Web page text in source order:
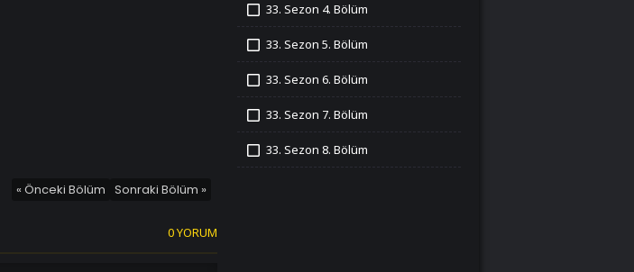
« Önceki Bölüm Sonraki Bölüm »
33. Sezon 4. Bölüm
33. Sezon 5. Bölüm
33. Sezon 6. Bölüm
33. Sezon 7. Bölüm
33. Sezon 8. Bölüm
0 YORUM